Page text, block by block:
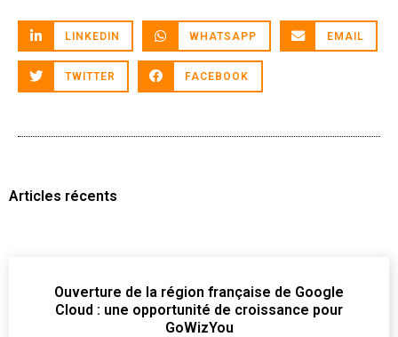
LINKEDIN WHATSAPP EMAIL
TWITTER FACEBOOK
Articles récents
Ouverture de la région française de Google
Cloud : une opportunité de croissance pour
GoWizYou